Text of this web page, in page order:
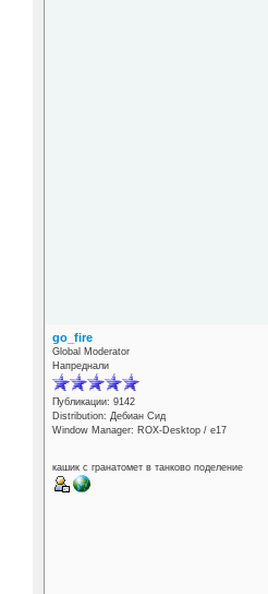
go_fire
Global Moderator
Напреднали
Публикации: 9142
Distribution: Дебиан Сид
Window Manager: ROX-Desktop / е17
кашик с гранатомет в танково поделение